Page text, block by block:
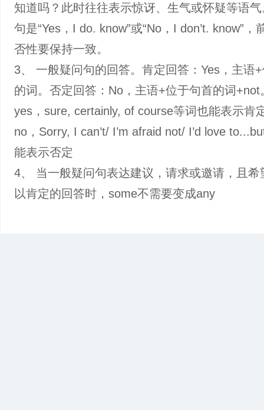
知道吗？此时往往表示惊讶、生气或怀疑等语
句是“Yes，I do. know”或“No，I don’t. know”，
否性要保持一致。
3、 一般疑问句的回答。肯定回答：Yes，主语
的词。否定回答：No，主语+位于句首的词+not
yes，sure, certainly, of course等词也能表示肯
no，Sorry, I can’t/ I’m afraid not/ I’d love
能表示否定
4、 当一般疑问句表达建议，请求或邀请，且希
以肯定的回答时，some不需要变成any